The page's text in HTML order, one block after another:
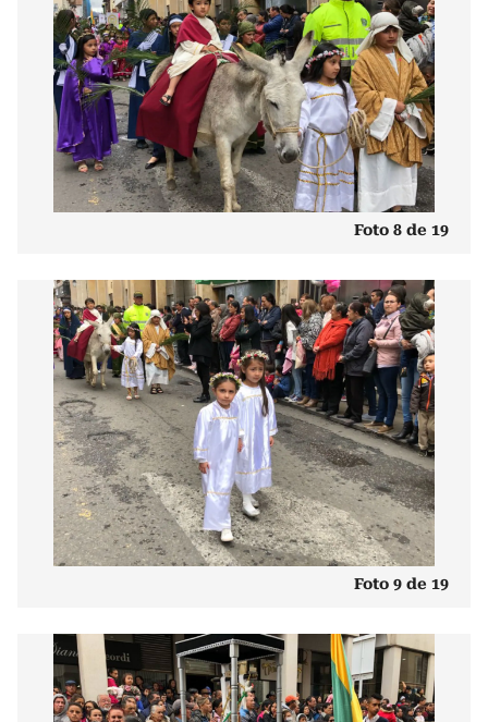
Foto 8 de 19
Foto 9 de 19